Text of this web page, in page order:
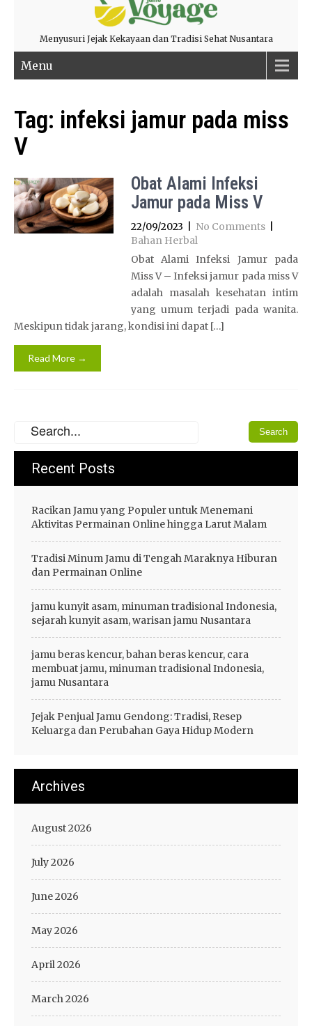
Menyusuri Jejak Kekayaan dan Tradisi Sehat Nusantara
Menu
Tag: infeksi jamur pada miss
V
Obat Alami Infeksi
Jamur pada Miss V
22/09/2023 No Comments
Bahan Herbal
Obat Alami Infeksi Jamur pada
Miss V – Infeksi jamur pada miss V
adalah masalah kesehatan intim
yang umum terjadi pada wanita.
Meskipun tidak jarang, kondisi ini dapat […]
Read More →
Recent Posts
Racikan Jamu yang Populer untuk Menemani
Aktivitas Permainan Online hingga Larut Malam
Tradisi Minum Jamu di Tengah Maraknya Hiburan
dan Permainan Online
jamu kunyit asam, minuman tradisional Indonesia,
sejarah kunyit asam, warisan jamu Nusantara
jamu beras kencur, bahan beras kencur, cara
membuat jamu, minuman tradisional Indonesia,
jamu Nusantara
Jejak Penjual Jamu Gendong: Tradisi, Resep
Keluarga dan Perubahan Gaya Hidup Modern
Archives
August 2026
July 2026
June 2026
May 2026
April 2026
March 2026